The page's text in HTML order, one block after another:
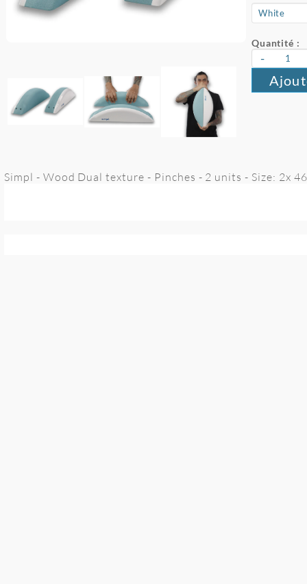
Quantité :
-
Simpl - Wood Dual texture - Pinches - 2 units - Size: 2x